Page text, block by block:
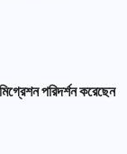
পরিদর্শন করেছেন